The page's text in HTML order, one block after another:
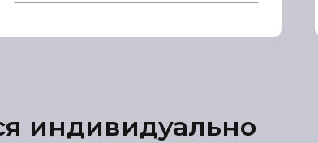
индивидуально